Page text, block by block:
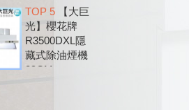
除油煙機
DR7790B
TOP 5【大巨
光】櫻花牌
R3500DXL隱
藏式除油煙機
89CM